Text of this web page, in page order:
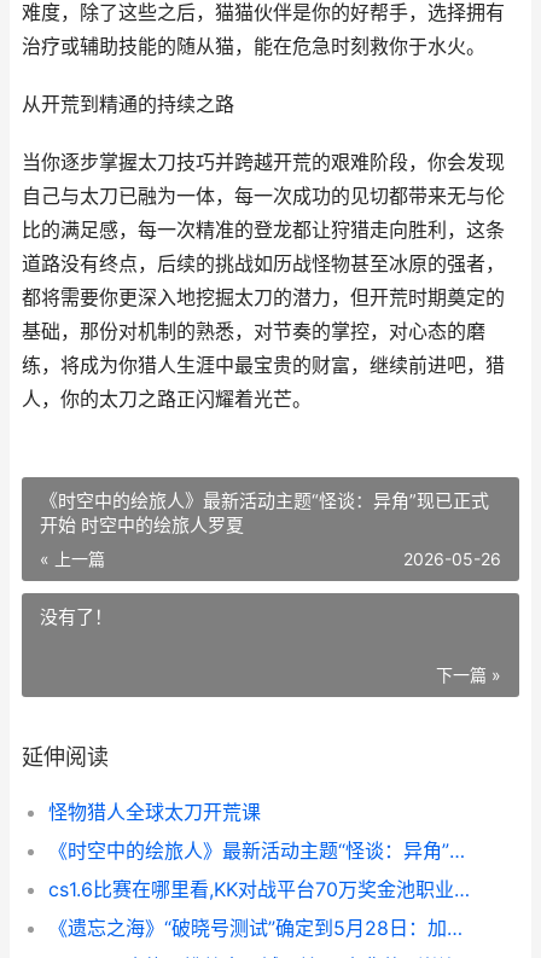
难度，除了这些之后，猫猫伙伴是你的好帮手，选择拥有
治疗或辅助技能的随从猫，能在危急时刻救你于水火。
从开荒到精通的持续之路
当你逐步掌握太刀技巧并跨越开荒的艰难阶段，你会发现
自己与太刀已融为一体，每一次成功的见切都带来无与伦
比的满足感，每一次精准的登龙都让狩猎走向胜利，这条
道路没有终点，后续的挑战如历战怪物甚至冰原的强者，
都将需要你更深入地挖掘太刀的潜力，但开荒时期奠定的
基础，那份对机制的熟悉，对节奏的掌控，对心态的磨
练，将成为你猎人生涯中最宝贵的财富，继续前进吧，猎
人，你的太刀之路正闪耀着光芒。
《时空中的绘旅人》最新活动主题“怪谈：异角”现已正式
开始 时空中的绘旅人罗夏
« 上一篇 2026-05-26
没有了！
下一篇 »
延伸阅读
怪物猎人全球太刀开荒课
《时空中的绘旅人》最新活动主题“怪谈：异角”现已正式开始 时空中的绘旅人罗夏
cs1.6比赛在哪里看,KK对战平台70万奖金池职业联赛全解析 cs1.6比赛平台
《遗忘之海》“破晓号测试”确定到5月28日：加入鸡飞狗跳的航海之旅 《遗忘之海》官服App下载